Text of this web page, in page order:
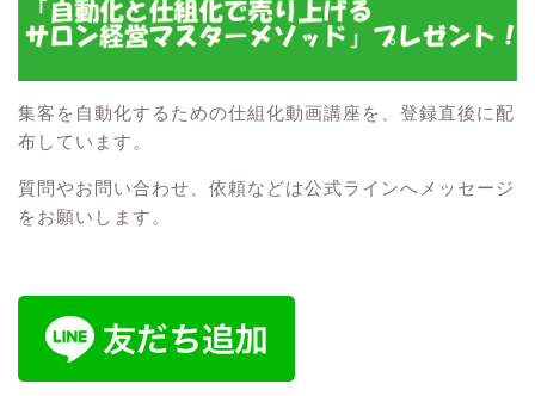
集客を自動化するための仕組化動画講座を、登録直後に配
布しています。
質問やお問い合わせ、依頼などは公式ラインへメッセージ
をお願いします。